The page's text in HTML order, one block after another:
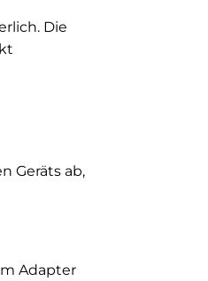
Die
Geräts ab,
Adapter